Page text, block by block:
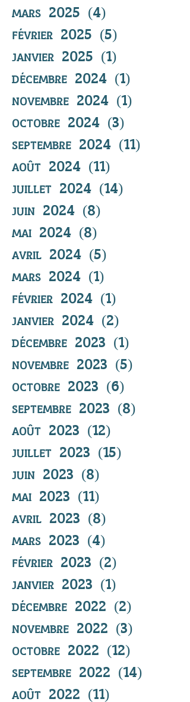
mars 2025 (4)
février 2025 (5)
janvier 2025 (1)
décembre 2024 (1)
novembre 2024 (1)
octobre 2024 (3)
septembre 2024 (11)
août 2024 (11)
juillet 2024 (14)
juin 2024 (8)
mai 2024 (8)
avril 2024 (5)
mars 2024 (1)
février 2024 (1)
janvier 2024 (2)
décembre 2023 (1)
novembre 2023 (5)
octobre 2023 (6)
septembre 2023 (8)
août 2023 (12)
juillet 2023 (15)
juin 2023 (8)
mai 2023 (11)
avril 2023 (8)
mars 2023 (4)
février 2023 (2)
janvier 2023 (1)
décembre 2022 (2)
novembre 2022 (3)
octobre 2022 (12)
septembre 2022 (14)
août 2022 (11)